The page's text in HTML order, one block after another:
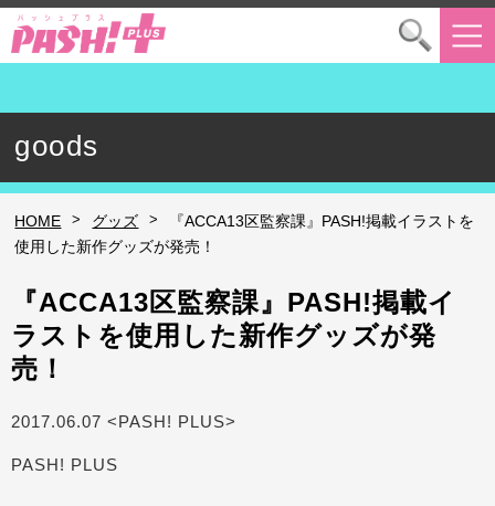
goods
HOME > グッズ >
『ACCA13区監察課』PASH!掲載イラストを
使用した新作グッズが発売！
『ACCA13区監察課』PASH!掲載イ
ラストを使用した新作グッズが発
売！
2017.06.07 <PASH! PLUS>
PASH! PLUS